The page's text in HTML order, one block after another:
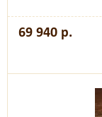
69 940 р.